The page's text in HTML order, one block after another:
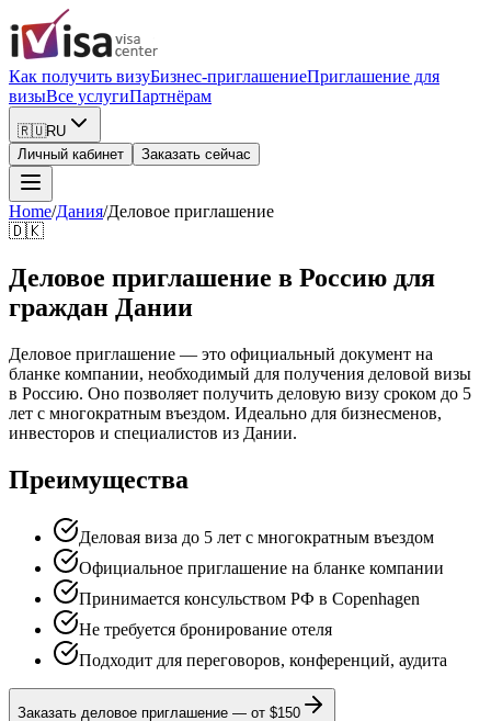
Как получить визуБизнес-приглашениеПриглашение для
визыВсе услугиПартнёрам
🇷🇺RU
Личный кабинет
Заказать сейчас
Home/Дания/Деловое приглашение
🇩🇰
Деловое приглашение в Россию для
граждан Дании
Деловое приглашение — это официальный документ на
бланке компании, необходимый для получения деловой визы
в Россию. Оно позволяет получить деловую визу сроком до 5
лет с многократным въездом. Идеально для бизнесменов,
инвесторов и специалистов из Дании.
Преимущества
Деловая виза до 5 лет с многократным въездом
Официальное приглашение на бланке компании
Принимается консульством РФ в Copenhagen
Не требуется бронирование отеля
Подходит для переговоров, конференций, аудита
Заказать деловое приглашение — от $150